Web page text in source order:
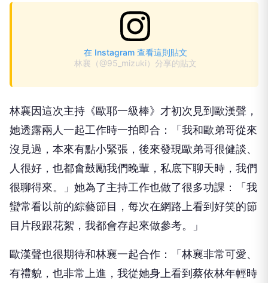
在 Instagram 查看這則貼文
林襄（@95_mizuki）分享的貼文
林襄因這次主持《歐耶一級棒》才初次見到歐漢聲，
她透露兩人一起工作時一拍即合：「我和歐弟哥從來
沒見過，本來有點小緊張，後來發現歐弟哥很健談、
人很好，也都會鼓勵我們晚輩，私底下聊天時，我們
很聊得來。」她為了主持工作也做了很多功課：「我
蠻常看以前的綜藝節目，每次在網路上看到好笑的節
目片段跟花絮，我都會存起來做參考。」
歐漢聲也很期待和林襄一起合作：「林襄非常可愛、
有禮貌，也非常上進，我從她身上看到蔡依林年輕時